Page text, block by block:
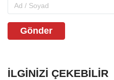
Gönder
İLGINIZI ÇEKEBILIR